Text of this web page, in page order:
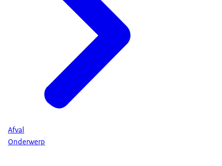
Afval
Onderwerp